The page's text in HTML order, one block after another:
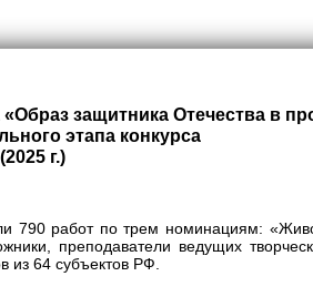
защитника Отечества в
этапа конкурса
(2025 г.)
790 работ по трем номинациям:
преподаватели ведущих
из 64 субъектов РФ.